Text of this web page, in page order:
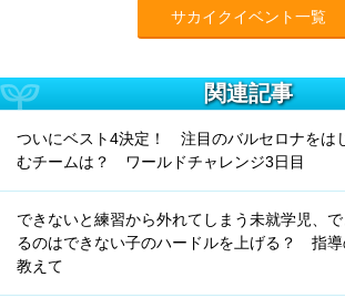
サカイクイベント一覧
関連記事
ついにベスト4決定！ 注目のバルセロナをは
むチームは？ ワールドチャレンジ3日目
できないと練習から外れてしまう未就学児、
るのはできない子のハードルを上げる？ 指導
教えて